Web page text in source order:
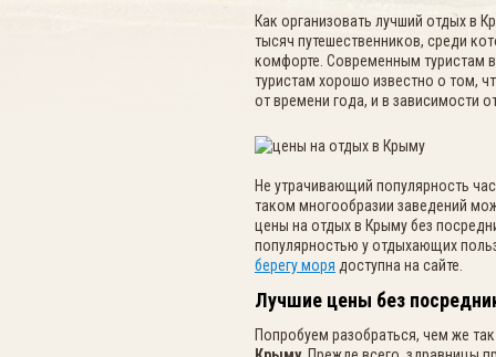
Как организовать лучший отдых в
тысяч путешественников, среди
комфорте. Современным туристам
туристам хорошо известно о том,
от времени года, и в зависимости
Не утрачивающий популярность
таком многообразии заведений
цены на отдых в Крыму без
популярностью у отдыхающих
берегу моря доступна на сайте.
Лучшие цены без
Попробуем разобраться, чем же